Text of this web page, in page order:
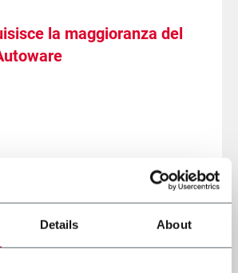
Details About
la maggioranza del